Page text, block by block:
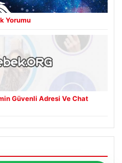
Yorumu
Güvenli Adresi Ve Chat